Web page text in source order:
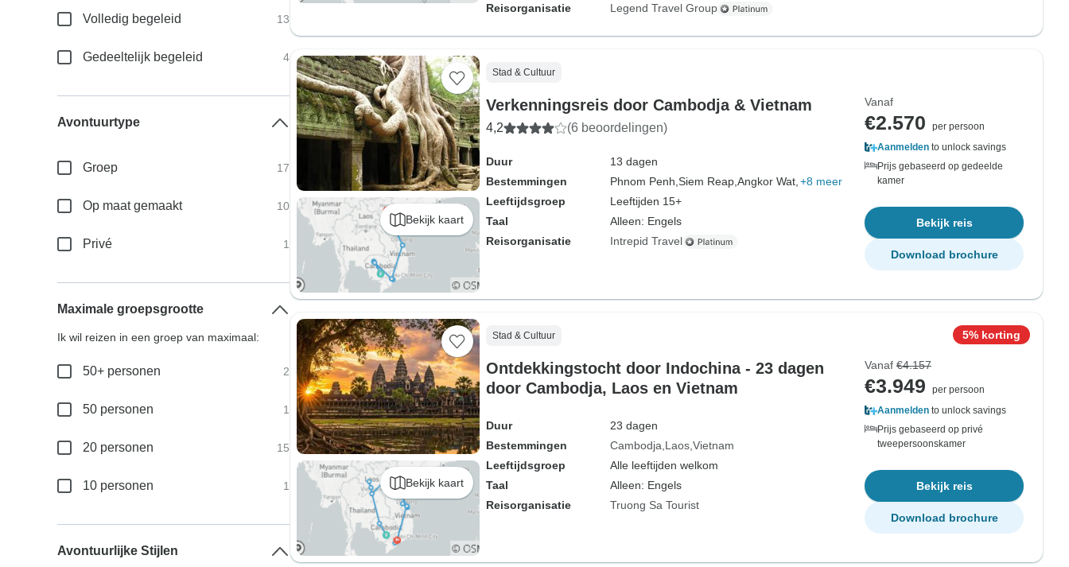
Reisorganisatie
Legend Travel Group
Bekijk kaart
Stad & Cultuur
Verkenningsreis door Cambodja & Vietnam
4,2 (6 beoordelingen)
Duur
13 dagen
Bestemmingen
Phnom Penh, Siem Reap, Angkor Wat, +8 meer
Leeftijdsgroep
Leeftijden 15+
Taal
Alleen: Engels
Reisorganisatie
Intrepid Travel
Vanaf
€2.570
per persoon
Aanmelden to unlock savings
Prijs gebaseerd op gedeelde
kamer
Bekijk reis
Download brochure
Bekijk kaart
Stad & Cultuur
Ontdekkingstocht door Indochina - 23 dagen
door Cambodja, Laos en Vietnam
Duur
23 dagen
Bestemmingen
Cambodja Laos Vietnam
Leeftijdsgroep
Alle leeftijden welkom
Taal
Alleen: Engels
Reisorganisatie
Truong Sa Tourist
5% korting
Vanaf €4.157
€3.949
per persoon
Aanmelden to unlock savings
Prijs gebaseerd op privé
tweepersoonskamer
Bekijk reis
Download brochure
Volledig begeleid 13
Gedeeltelijk begeleid 4
Avontuurtype
Groep 17
Op maat gemaakt 10
Privé 1
Maximale groepsgrootte
Ik wil reizen in een groep van maximaal:
50+ personen 2
50 personen 1
20 personen 15
10 personen 1
Avontuurlijke Stijlen